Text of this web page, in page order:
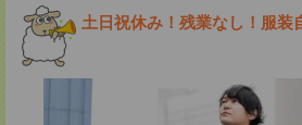
土日祝休み！残業なし！服装